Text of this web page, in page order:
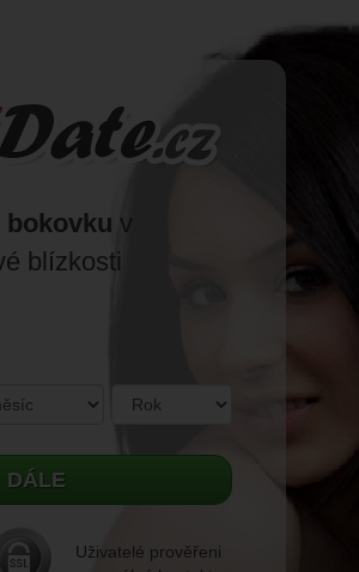
bokovku v
blízkosti
DÁLE
Uživatelé prověřeni